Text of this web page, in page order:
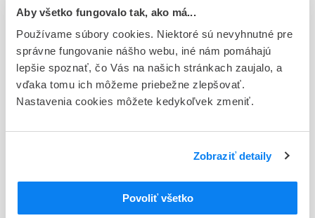
Aby všetko fungovalo tak, ako má...
Používame súbory cookies. Niektoré sú nevyhnutné pre
správne fungovanie nášho webu, iné nám pomáhajú
lepšie spoznať, čo Vás na našich stránkach zaujalo, a
vďaka tomu ich môžeme priebežne zlepšovať.
Nastavenia cookies môžete kedykoľvek zmeniť.
Zobraziť detaily
Povoliť všetko
Držiteľ, krajina
Phoenix Labs Unlimited Company, Írsko
Indikačná skupina
87 - VARIA I
ATC
Liečivá na liečbu ochorení kostí
M05B
Liečivá ovplyvňujúce stavbu a mineralizáciu
M05BA